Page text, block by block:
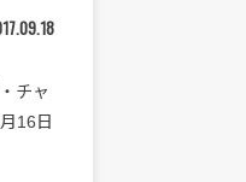
チャ
16日